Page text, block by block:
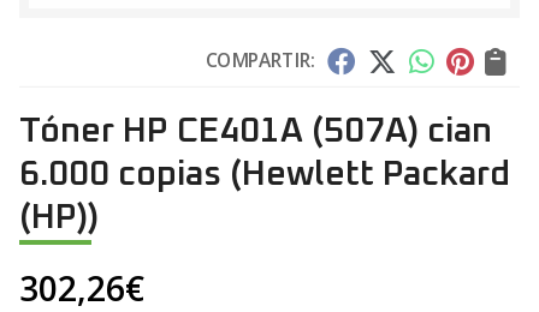
COMPARTIR:
Tóner HP CE401A (507A) cian
6.000 copias (Hewlett Packard
(HP))
302,26€